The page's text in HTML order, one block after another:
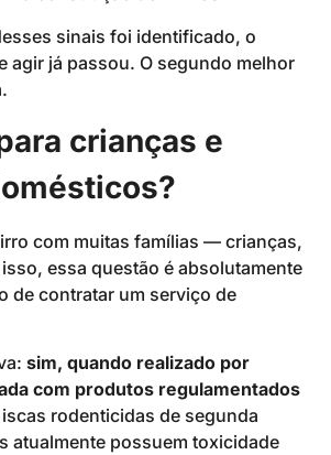
sinais foi identificado, o
agir já passou. O segundo melhor
crianças e
com muitas famílias — crianças,
essa questão é absolutamente
de contratar um serviço de
sim, quando realizado por
com produtos regulamentados
iscas rodenticidas de segunda
atualmente possuem toxicidade